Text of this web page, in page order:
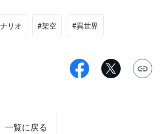
リオ #架空 #異世界
一覧に戻る